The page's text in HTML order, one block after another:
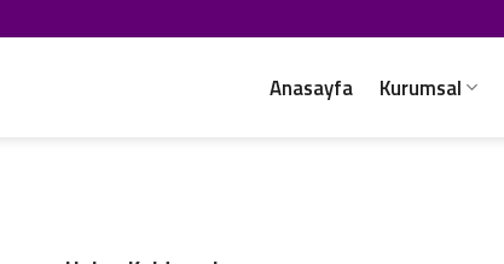
Anasayfa Kurumsal